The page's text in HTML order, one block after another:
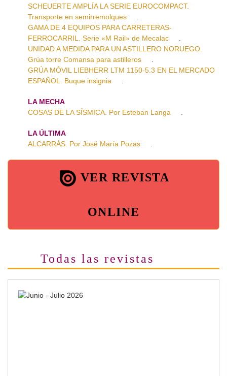
SCHEUERTE AMPLÍA LA SERIE EUROCOMPACT.
Transporte en semirremolques
GAMA DE 4 EQUIPOS PARA CARRETERAS-
FERROCARRIL. Serie «M Rail» de Mecalac
UNIDAD A MEDIDA PARA UN ASTILLERO NORUEGO.
Grúa torre Comansa para astilleros
GRÚA MÓVIL LIEBHERR LTM 1150-5.3 EN EL MERCADO
ESPAÑOL. Buque insignia
LA MECHA
COSAS DE LA SÍSMICA. Por Esteban Langa
LA ÚLTIMA
ALCARRÁS. Por José María Pozas
VER REVISTA
ONLINE
Todas las revistas